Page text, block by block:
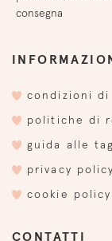
consegna
condizioni di
politiche di
guida alle
privacy policy
cookie policy
CONTATTI